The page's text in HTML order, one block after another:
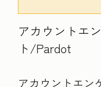
アカウントエ
ト/Pardot
アカウントエン